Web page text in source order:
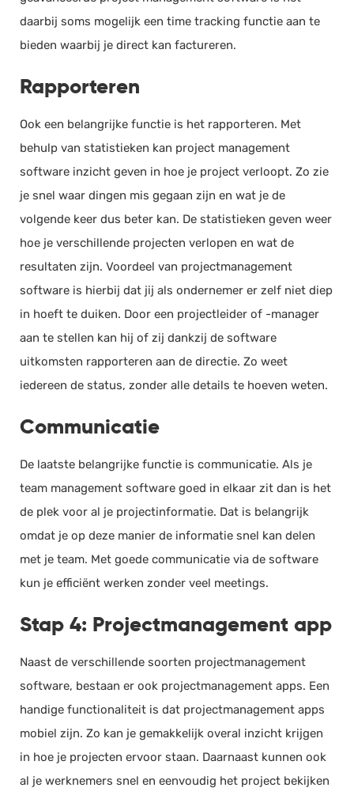
daarbij soms mogelijk een time tracking functie aan te
bieden waarbij je direct kan factureren.
Rapporteren
Ook een belangrijke functie is het rapporteren. Met
behulp van statistieken kan project management
software inzicht geven in hoe je project verloopt. Zo zie
je snel waar dingen mis gegaan zijn en wat je de
volgende keer dus beter kan. De statistieken geven weer
hoe je verschillende projecten verlopen en wat de
resultaten zijn. Voordeel van projectmanagement
software is hierbij dat jij als ondernemer er zelf niet diep
in hoeft te duiken. Door een projectleider of -manager
aan te stellen kan hij of zij dankzij de software
uitkomsten rapporteren aan de directie. Zo weet
iedereen de status, zonder alle details te hoeven weten.
Communicatie
De laatste belangrijke functie is communicatie. Als je
team management software goed in elkaar zit dan is het
de plek voor al je projectinformatie. Dat is belangrijk
omdat je op deze manier de informatie snel kan delen
met je team. Met goede communicatie via de software
kun je efficiënt werken zonder veel meetings.
Stap 4: Projectmanagement app
Naast de verschillende soorten projectmanagement
software, bestaan er ook projectmanagement apps. Een
handige functionaliteit is dat projectmanagement apps
mobiel zijn. Zo kan je gemakkelijk overal inzicht krijgen
in hoe je projecten ervoor staan. Daarnaast kunnen ook
al je werknemers snel en eenvoudig het project bekijken